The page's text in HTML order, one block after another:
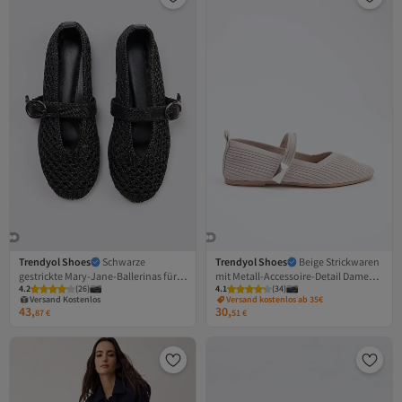
Trendyol Shoes
Schwarze
gestrickte Mary-Jane-Ballerinas für
Damen TAKSS26BE00020
4.2 (26)
Versand Kostenlos
Gratis Versand
Versand Kostenlos
43,87€
Trendyol Shoes
Beige Strickwaren
mit Metall-Accessoire-Detail Damen-
Ballerinas TAKSS26BE00016
4.1 (34)
Versand kostenlos ab 35€
30,51€